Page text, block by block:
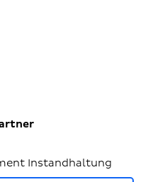
Instandhaltung